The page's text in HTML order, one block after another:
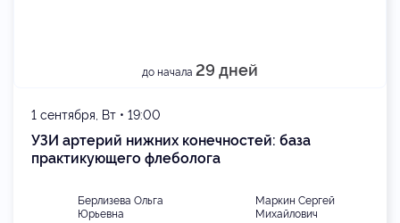
до начала 29 дней
Берлизева Ольга
Юрьевна
Маркин Сергей
Михайлович
1 сентября, Вт • 19:00
УЗИ артерий нижних конечностей: база
практикующего флеболога